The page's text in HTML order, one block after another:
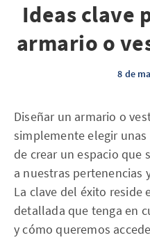
Ideas clave
armario o
8 de
Diseñar un armario o
simplemente elegir
de crear un espacio que
a nuestras pertenencias
La clave del éxito reside
detallada que tenga en
y cómo queremos